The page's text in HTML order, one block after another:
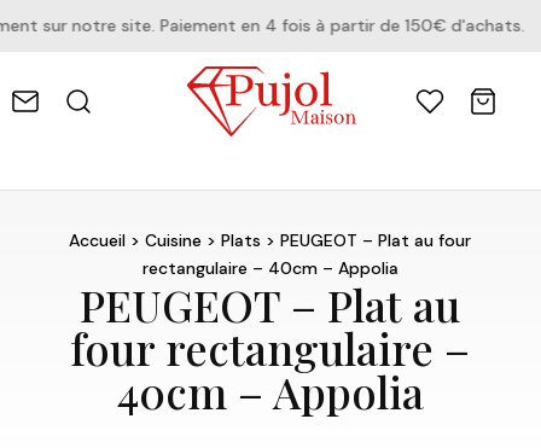
sur notre site. Paiement en 4 fois à partir de 150€ d'achats.
Accueil >Cuisine >Plats > PEUGEOT – Plat au four
rectangulaire – 40cm – Appolia
PEUGEOT – Plat au
four rectangulaire –
40cm – Appolia